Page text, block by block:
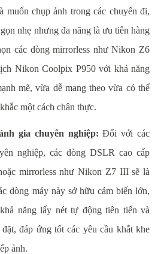
muốn chụp ảnh trong các chuyến đi,
nhẹ nhưng đa năng là ưu tiên hàng
các dòng mirrorless như Nikon Z6
Nikon Coolpix P950 với khả năng
mẽ, vừa dễ mang theo vừa có thể
một cách chân thực.
gia chuyên nghiệp: Đối với các
nghiệp, các dòng DSLR cao cấp
mirrorless như Nikon Z7 III sẽ là
dòng máy này sở hữu cảm biến lớn,
năng lấy nét tự động tiên tiến và
đáp ứng tốt các yêu cầu khắt khe
ảnh.